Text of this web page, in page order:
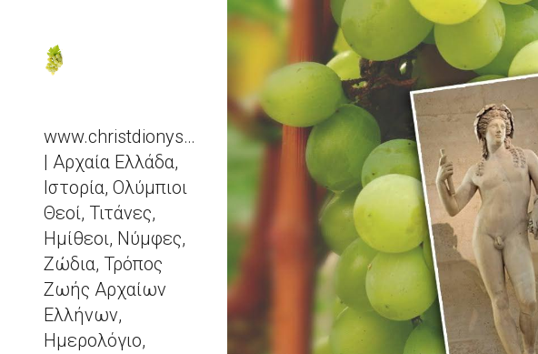
Skip to main content
www.christdionysos.com
| Αρχαία Ελλάδα,
Ιστορία, Ολύμπιοι
Θεοί, Τιτάνες,
Ημίθεοι, Νύμφες,
Ζώδια, Τρόπος
Ζωής Αρχαίων
Ελλήνων,
Ημερολόγιο,